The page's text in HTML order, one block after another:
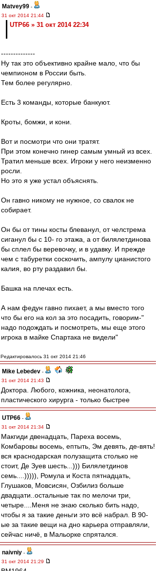
Matvey99 -
31 окт 2014 21:44
UTP66 » 31 окт 2014 22:34
--------------
Ну так это объективно крайне мало, что бы
чемпионом в России быть.
Тем более регулярно.
Есть 3 команды, которые банкуют.
Кроты, бомжи, и кони.
Вот и посмотри что они тратят.
При этом конечно гинер самым умный из всех.
Тратил меньше всех. Игроки у него неизменно
росли.
Но это я уже устал объяснять.
Он гавно никому не нужное, со свалок не
собирает.
Он бы от тины косты блеванул, от челстрема
сиганул бы с 10- го этажа, а от билялетдинова
бы сплел бы веревочку, и в удавку. И прежде
чем с табуретки соскочить, ампулу цианистого
калия, во рту раздавил бы.
Башка на плечах есть.
А нам федун гавно пихает, а мы вместо того
что бы его на кол за это посадить, говорим-"
надо подождать и посмотреть, мы еще этого
игрока в майке Спартака не видели"
Редактировалось 31 окт 2014 21:46
Mike Lebedev -
31 окт 2014 21:43
Доктора. Любого, кожника, неонатолога,
пластического хирурга - только быстрее
UTP66 -
31 окт 2014 21:34
Макгиди двенадцать, Пареха восемь,
Комбаровы восемь, ептыть, Эм девять, де-вять!
вся краснодарская полузащита столько не
стоит, Де Зуев шесть...))) Билялетдинов
семь....))))), Ромула и Коста пятнадцать,
Глушаков, Мовсисян, Озбилиз больше
двадцати..остальные так по мелочи три,
четыре....Меня не знаю сколько бить надо,
чтобы я за такие деньги это всё набрал. В 90-
ые за такие вещи на дно карьера отправляли,
сейчас ничё, в Мальорке спрятался.
naivniy -
31 окт 2014 21:29